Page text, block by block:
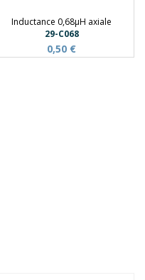
Inductance 0,68µH axiale
29-C068
0,50 €